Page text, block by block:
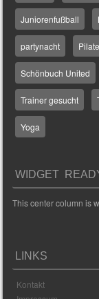
Juniorenfußball
partynacht
Schönbuch United
Trainer gesucht
Yoga
WIDGET
This center column is
LINKS
Kontakt